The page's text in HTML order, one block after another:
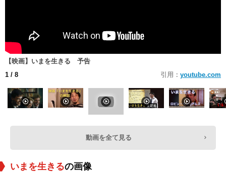
【映画】いまを生きる 予告
1 / 8 引用： youtube.com
動画を全て見る
いまを生きるの画像